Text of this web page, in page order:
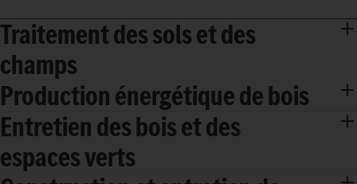
Traitement des sols et des
champs
Production énergétique de bois
Entretien des bois et des
espaces verts